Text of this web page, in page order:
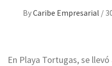
ByCaribe Empresarial /
En Playa Tortugas, se